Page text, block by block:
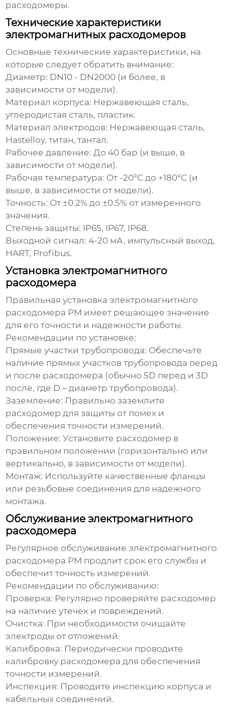
расходомеры.
Технические характеристики
электромагнитных расходомеров
Основные технические характеристики, на
которые следует обратить внимание:
Диаметр: DN10 - DN2000 (и более, в
зависимости от модели).
Материал корпуса: Нержавеющая сталь,
углеродистая сталь, пластик.
Материал электродов: Нержавеющая сталь,
Hastelloy, титан, тантал.
Рабочее давление: До 40 бар (и выше, в
зависимости от модели).
Рабочая температура: От -20°C до +180°C (и
выше, в зависимости от модели).
Точность: От ±0.2% до ±0.5% от измеренного
значения.
Степень защиты: IP65, IP67, IP68.
Выходной сигнал: 4-20 мА, импульсный выход,
HART, Profibus.
Установка электромагнитного
расходомера
Правильная установкаэлектромагнитного
расходомера PM имеет решающее значение
для его точности и надежности работы.
Рекомендации по установке:
Прямые участки трубопровода: Обеспечьте
наличие прямых участков трубопровода перед
и после расходомера (обычно 5D перед и 3D
после, где D – диаметр трубопровода).
Заземление: Правильно заземлите
расходомер для защиты от помех и
обеспечения точности измерений.
Положение: Установите расходомер в
правильном положении (горизонтально или
вертикально, в зависимости от модели).
Монтаж: Используйте качественные фланцы
или резьбовые соединения для надежного
монтажа.
Обслуживание электромагнитного
расходомера
Регулярное обслуживаниеэлектромагнитного
расходомера PM продлит срок его службы и
обеспечит точность измерений.
Рекомендации по обслуживанию:
Проверка: Регулярно проверяйте расходомер
на наличие утечек и повреждений.
Очистка: При необходимости очищайте
электроды от отложений.
Калибровка: Периодически проводите
калибровку расходомера для обеспечения
точности измерений.
Инспекция: Проводите инспекцию корпуса и
кабельных соединений.